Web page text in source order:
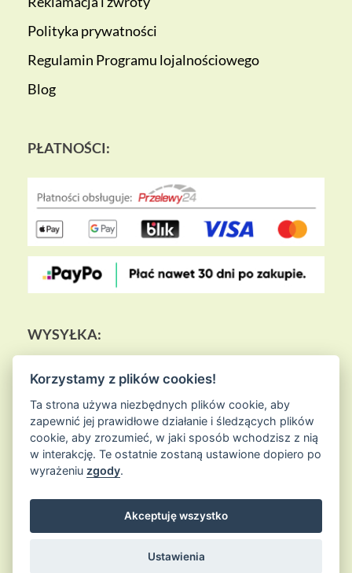
Polityka prywatności
Regulamin Programu lojalnościowego
Blog
PŁATNOŚCI:
WYSYŁKA:
© 2026Sklep Ziołowa Wyspais proudly powered by
Entries (RSS) and Comments (RSS)
Korzystamy z plików cookies!
Ta strona używa niezbędnych plików cookie, aby
zapewnić jej prawidłowe działanie i śledzących plików
cookie, aby zrozumieć, w jaki sposób wchodzisz z nią
w interakcję. Te ostatnie zostaną ustawione dopiero po
wyrażeniu zgody.
Akceptuję wszystko
Ustawienia